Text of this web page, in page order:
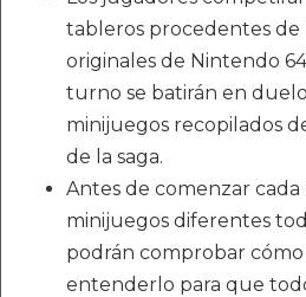
tableros procedentes de
originales de Nintendo
turno se batirán en
minijuegos recopilados
de la saga.
Antes de comenzar cada
minijuegos diferentes
podrán comprobar cómo
entenderlo para que